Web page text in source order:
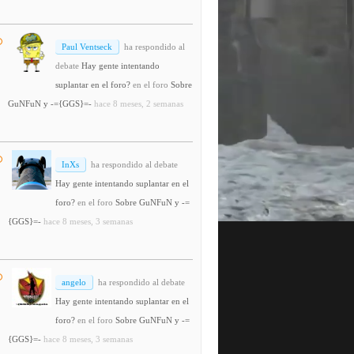
Paul Ventseck
ha respondido al
debate Hay gente intentando
suplantar en el foro? en el foro Sobre
GuNFuN y -={GGS}=- hace 8 meses, 2 semanas
InXs
ha respondido al debate
Hay gente intentando suplantar en el
foro? en el foro Sobre GuNFuN y -=
{GGS}=- hace 8 meses, 3 semanas
angelo
ha respondido al debate
Hay gente intentando suplantar en el
foro? en el foro Sobre GuNFuN y -=
{GGS}=- hace 8 meses, 3 semanas